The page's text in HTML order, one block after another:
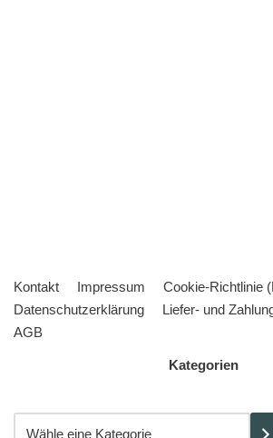
Kontakt Impressum
Cookie-Richtlinie
Datenschutzerklärung
Liefer- und
AGB
Kategorien